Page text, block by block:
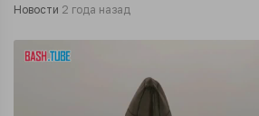
тропе в ущелье Юсенги
Новости 2 года назад